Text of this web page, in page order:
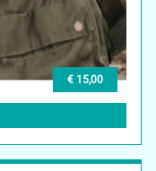
€ 15,00